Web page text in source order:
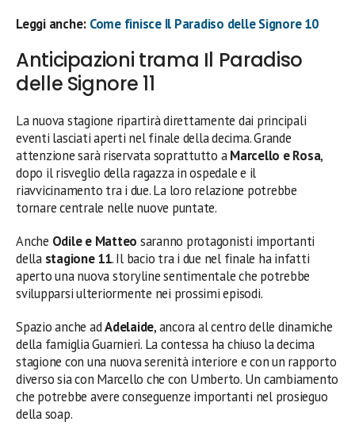
Leggi anche: Come finisce Il Paradiso delle Signore 10
Anticipazioni trama Il Paradiso
delle Signore 11
La nuova stagione ripartirà direttamente dai principali
eventi lasciati aperti nel finale della decima. Grande
attenzione sarà riservata soprattutto aMarcello e Rosa,
dopo il risveglio della ragazza in ospedale e il
riavvicinamento tra i due. La loro relazione potrebbe
tornare centrale nelle nuove puntate.
Anche Odile e Matteo saranno protagonisti importanti
della stagione 11. Il bacio tra i due nel finale ha infatti
aperto una nuova storyline sentimentale che potrebbe
svilupparsi ulteriormente nei prossimi episodi.
Spazio anche adAdelaide, ancora al centro delle dinamiche
della famiglia Guarnieri. La contessa ha chiuso la decima
stagione con una nuova serenità interiore e con un rapporto
diverso sia con Marcello che con Umberto. Un cambiamento
che potrebbe avere conseguenze importanti nel prosieguo
della soap.